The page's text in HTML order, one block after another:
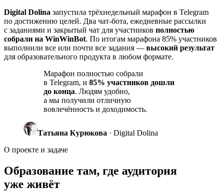
Digital Dolina запустила трёхнедельный марафон в Telegram
по достижению целей. Два чат-бота, ежедневные рассылки
с заданиями и закрытый чат для участников полностью
собрали на WinWinBot. По итогам марафона 85% участников
выполнили все или почти все задания — высокий результат
для образовательного продукта в любом формате.
Марафон полностью собрали
в Telegram, и 85% участников дошли
до конца. Людям удобно,
а мы получили отличную
вовлечённость и доходимость.
Татьяна Курюкова · Digital Dolina
О проекте и задаче
Образование там, где аудитория
уже живёт